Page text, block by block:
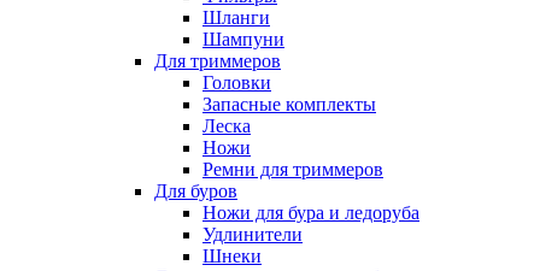
Шланги
Шампуни
Для триммеров
Головки
Запасные комплекты
Леска
Ножи
Ремни для триммеров
Для буров
Ножи для бура и ледоруба
Удлинители
Шнеки